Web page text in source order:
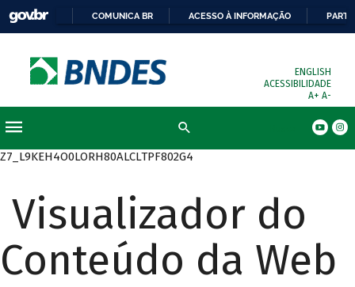
COMUNICA BR ACESSO À INFORMAÇÃO
ENGLISH
ACESSIBILIDADE
A+ A-
Z7_L9KEH4O0LORH80ALCLTPF802G4
Visualizador do
Conteúdo da Web